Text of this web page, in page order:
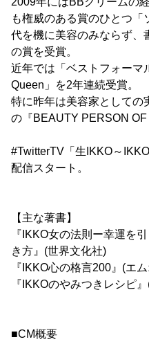
も権威のある賞のひとつ
代を機に美容のみならず、
の賞を受賞。
近年では「ベストフォーマ
Queen」を2年連続受賞。
特に昨年は美容家としての
の『BEAUTY PERSON OF
#TwitterTV「生IKKO～
配信スタート。
【主な著書】
『IKKO女の法則ー幸運を
き方』(世界文化社)
『IKKO心の格言200』(エ
『IKKOのやみつきレシピ
■CM概要